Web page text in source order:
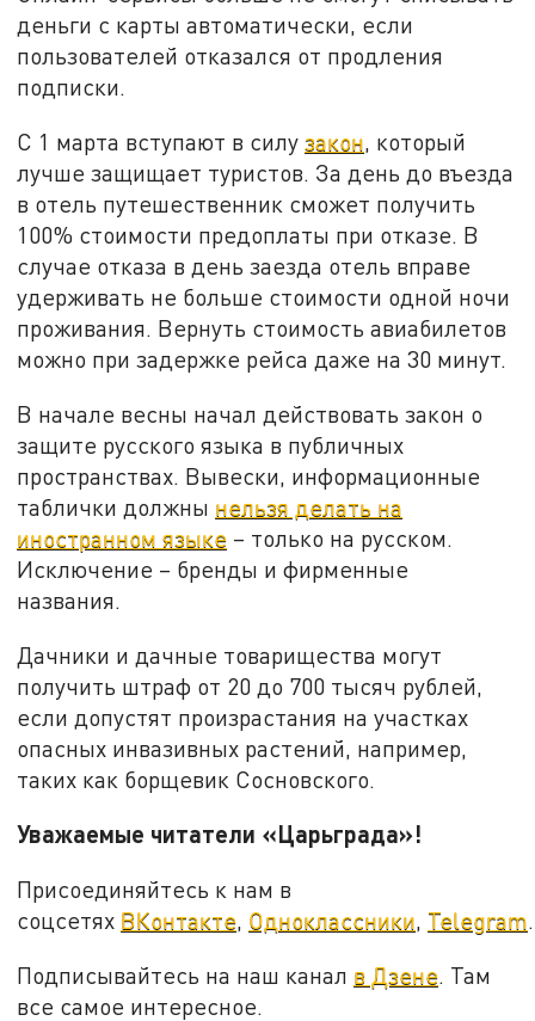
деньги с карты автоматически, если
пользователей отказался от продления
подписки.
С 1 марта вступают в силузакон, который
лучше защищает туристов. За день до въезда
в отель путешественник сможет получить
100% стоимости предоплаты при отказе. В
случае отказа в день заезда отель вправе
удерживать не больше стоимости одной ночи
проживания. Вернуть стоимость авиабилетов
можно при задержке рейса даже на 30 минут.
В начале весны начал действовать закон о
защите русского языка в публичных
пространствах. Вывески, информационные
таблички должны нельзя делать на
иностранном языке – только на русском.
Исключение – бренды и фирменные
названия.
Дачники и дачные товарищества могут
получить штраф от 20 до 700 тысяч рублей,
если допустят произрастания на участках
опасных инвазивных растений, например,
таких как борщевик Сосновского.
Уважаемые читатели «Царьграда»!
Присоединяйтесь к нам в
соцсетях ВКонтакте, Одноклассники, Telegram.
Подписывайтесь на наш канал в Дзене . Там
все самое интересное.